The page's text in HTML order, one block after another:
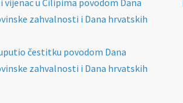
u Čilipima povodom Dana
zahvalnosti i Dana hrvatskih
čestitku povodom Dana
zahvalnosti i Dana hrvatskih